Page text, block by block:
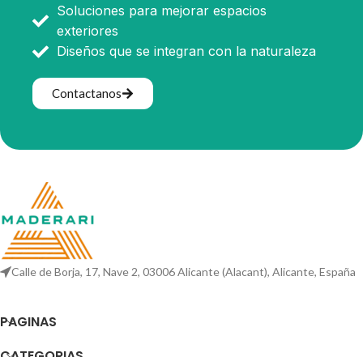
Soluciones para mejorar espacios
exteriores
Diseños que se integran con la naturaleza
Contactanos
Calle de Borja, 17, Nave 2, 03006 Alicante (Alacant), Alicante, España
PAGINAS